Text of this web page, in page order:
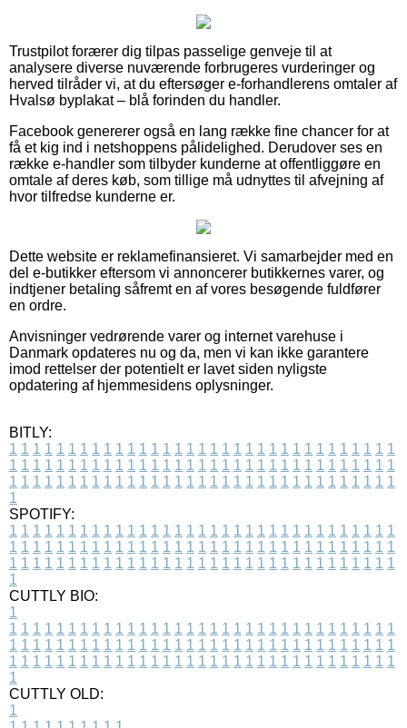
Trustpilot forærer dig tilpas passelige genveje til at
analysere diverse nuværende forbrugeres vurderinger og
herved tilråder vi, at du eftersøger e-forhandlerens omtaler af
Hvalsø byplakat – blå forinden du handler.
Facebook genererer også en lang række fine chancer for at
få et kig ind i netshoppens pålidelighed. Derudover ses en
række e-handler som tilbyder kunderne at offentliggøre en
omtale af deres køb, som tillige må udnyttes til afvejning af
hvor tilfredse kunderne er.
Dette website er reklamefinansieret. Vi samarbejder med en
del e-butikker eftersom vi annoncerer butikkernes varer, og
indtjener betaling såfremt en af vores besøgende fuldfører
en ordre.
Anvisninger vedrørende varer og internet varehuse i
Danmark opdateres nu og da, men vi kan ikke garantere
imod rettelser der potentielt er lavet siden nyligste
opdatering af hjemmesidens oplysninger.
BITLY:
1 1 1 1 1 1 1 1 1 1 1 1 1 1 1 1 1 1 1 1 1 1 1 1 1 1 1 1 1 1 1 1 1
1 1 1 1 1 1 1 1 1 1 1 1 1 1 1 1 1 1 1 1 1 1 1 1 1 1 1 1 1 1 1 1 1
1 1 1 1 1 1 1 1 1 1 1 1 1 1 1 1 1 1 1 1 1 1 1 1 1 1 1 1 1 1 1 1 1
1
SPOTIFY:
1 1 1 1 1 1 1 1 1 1 1 1 1 1 1 1 1 1 1 1 1 1 1 1 1 1 1 1 1 1 1 1 1
1 1 1 1 1 1 1 1 1 1 1 1 1 1 1 1 1 1 1 1 1 1 1 1 1 1 1 1 1 1 1 1 1
1 1 1 1 1 1 1 1 1 1 1 1 1 1 1 1 1 1 1 1 1 1 1 1 1 1 1 1 1 1 1 1 1
1
CUTTLY BIO:
1
1 1 1 1 1 1 1 1 1 1 1 1 1 1 1 1 1 1 1 1 1 1 1 1 1 1 1 1 1 1 1 1 1
1 1 1 1 1 1 1 1 1 1 1 1 1 1 1 1 1 1 1 1 1 1 1 1 1 1 1 1 1 1 1 1 1
1 1 1 1 1 1 1 1 1 1 1 1 1 1 1 1 1 1 1 1 1 1 1 1 1 1 1 1 1 1 1 1 1
1
CUTTLY OLD:
1